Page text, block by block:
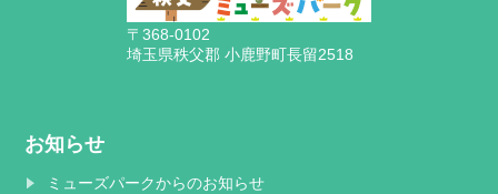
〒368-0102
埼玉県秩父郡 小鹿野町長留2518
お知らせ
ミューズパークからのお知らせ